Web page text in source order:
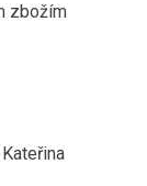
zbožím